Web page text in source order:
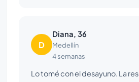
D
Diana, 36
Medellín
4 semanas
Lo tomé con el desayuno. La